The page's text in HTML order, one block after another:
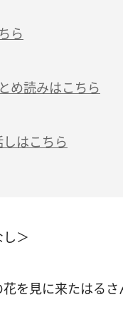
ら
め読みはこちら
はこちら
＞
を見に来たはる